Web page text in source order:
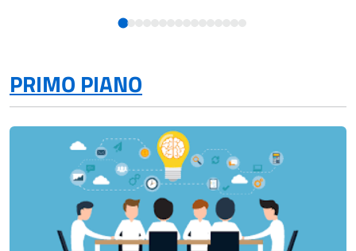
PRIMO PIANO